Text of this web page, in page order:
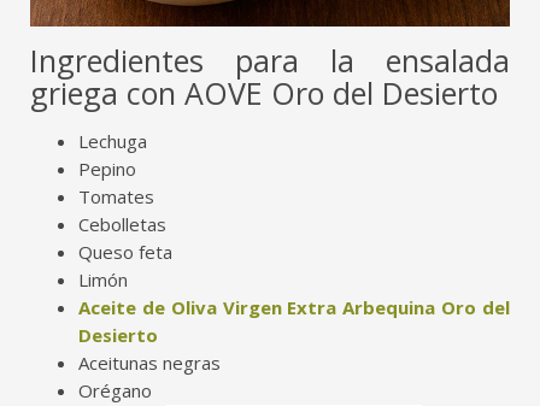
Ingredientes para la ensalada
griega con AOVE Oro del Desierto
Lechuga
Pepino
Tomates
Cebolletas
Queso feta
Limón
Aceite de Oliva Virgen Extra Arbequina Oro del
Desierto
Aceitunas negras
Orégano